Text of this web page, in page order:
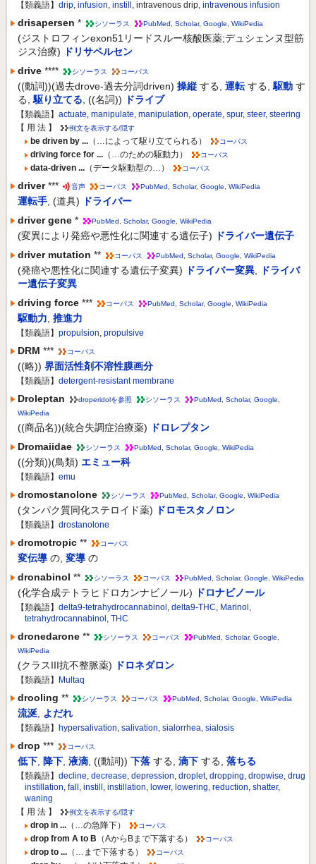
【類義語】 drip infusion instill , intravenous drip, intravenous infusion
drisapersen * シソーラス PubMed Scholar, Google WikiPedia
(ジストロフィンexon51リードスルー核酸医薬;デュシェンヌ型筋
ジス治療)
ドリサペルセン
drive **** シソーラス コーパス
((動詞))(過去drove-過去分詞driven) 操縦 する 運転 する 駆動 す
る
駆り立てる ((名詞)) ドライブ
【類義語】 actuate manipulate manipulation operate spur, steer, steering
【 用 法 】
例文を表示する/隠す
be driven by ... （…によって駆り立てられる） コーパス
driving force for ... （…のための駆動力） コーパス
data-driven ... （データ駆動型の…） コーパス
driver *** 音声 コーパス PubMed Scholar, Google WikiPedia
運転手 (道具)
ドライバー
driver gene * PubMed Scholar, Google WikiPedia
(変異により発癌や悪性化に関連する遺伝子)
ドライバー遺伝子
driver mutation ** コーパス PubMed Scholar, Google WikiPedia
(発癌や悪性化に関連する遺伝子変異) ドライバー変異
ドライバ
ー遺伝子変異
driving force *** コーパス PubMed Scholar, Google WikiPedia
駆動力 推進力
【類義語】 propulsion propulsive
DRM *** コーパス
((略)) 界面活性剤不溶性膜画分
【類義語】 detergent-resistant membrane
Droleptan droperidolを参照 シソーラス PubMed Scholar, Google
WikiPedia
((商品名))(統合失調症治療薬)
ドロレプタン
Dromaiidae
シソーラス PubMed Scholar, Google WikiPedia
((分類))(鳥類) エミュー科
【類義語】 emu
dromostanolone シソーラス PubMed Scholar, Google WikiPedia
(タンパク質同化ステロイド薬) ドロモスタノロン
【類義語】 drostanolone
dromotropic ** コーパス
変伝導 の 変導 の
dronabinol ** シソーラス コーパス PubMed Scholar, Google WikiPedia
(化学合成テトラヒドロカンナビノール) ドロナビノール
【類義語】 delta9-tetrahydrocannabinol delta9-THC Marinol
tetrahydrocannabinol THC
dronedarone ** シソーラス コーパス PubMed Scholar, Google
WikiPedia
(クラスIII抗不整脈薬) ドロネダロン
【類義語】 Multaq
drooling ** シソーラス コーパス PubMed Scholar, Google WikiPedia
流涎 よだれ
【類義語】 hypersalivation salivation sialorrhea sialosis
drop *** コーパス
低下 降下 液滴 ((動詞)) 下落 する 滴下 する 落ちる
【類義語】 decline decrease depression droplet, dropping dropwise drug
instillation fall instill instillation lower, lowering reduction shatter,
waning
【 用 法 】
例文を表示する/隠す
drop in ... （…の急降下） コーパス
drop from A to B （AからBまで下落する） コーパス
drop to ... （…まで下落する） コーパス